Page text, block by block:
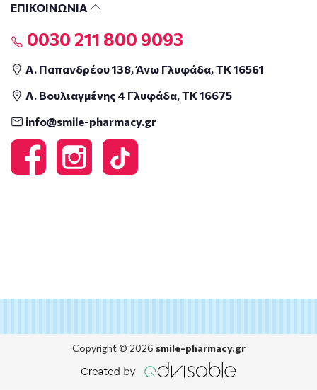
ΕΠΙΚΟΙΝΩΝΙΑ
0030 211 800 9093
Α. Παπανδρέου 138, Άνω Γλυφάδα, ΤΚ 16561
Λ. Βουλιαγμένης 4 Γλυφάδα, ΤΚ 16675
info@smile-pharmacy.gr
Copyright © 2026 smile-pharmacy.gr